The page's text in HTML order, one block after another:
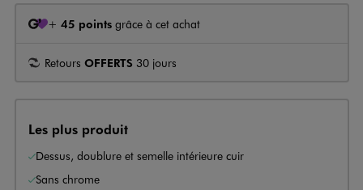
+ 45 points grâce à cet achat
Retours OFFERTS 30 jours
Les plus produit
Dessus, doublure et semelle intérieure cuir
Sans chrome